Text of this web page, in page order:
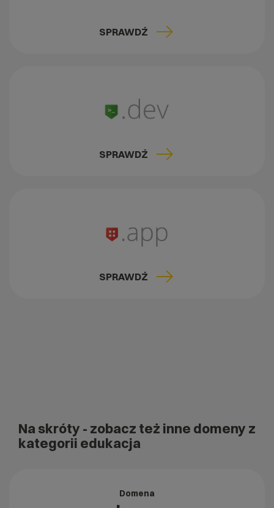
SPRAWDŹ
SPRAWDŹ
SPRAWDŹ
Na skróty - zobacz też inne domeny z
kategorii edukacja
Domena